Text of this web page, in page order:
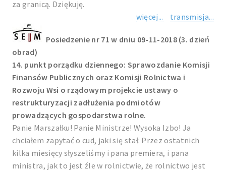
za granicą. Dziękuję.
więcej...
transmisja...
Posiedzenie nr 71 w dniu 09-11-2018 (3. dzień
obrad)
14. punkt porządku dziennego: Sprawozdanie Komisji
Finansów Publicznych oraz Komisji Rolnictwa i
Rozwoju Wsi o rządowym projekcie ustawy o
restrukturyzacji zadłużenia podmiotów
prowadzących gospodarstwa rolne.
Panie Marszałku! Panie Ministrze! Wysoka Izbo! Ja
chciałem zapytać o cud, jaki się stał. Przez ostatnich
kilka miesięcy słyszeliśmy i pana premiera, i pana
ministra, jak to jest źle w rolnictwie, że rolnictwo jest